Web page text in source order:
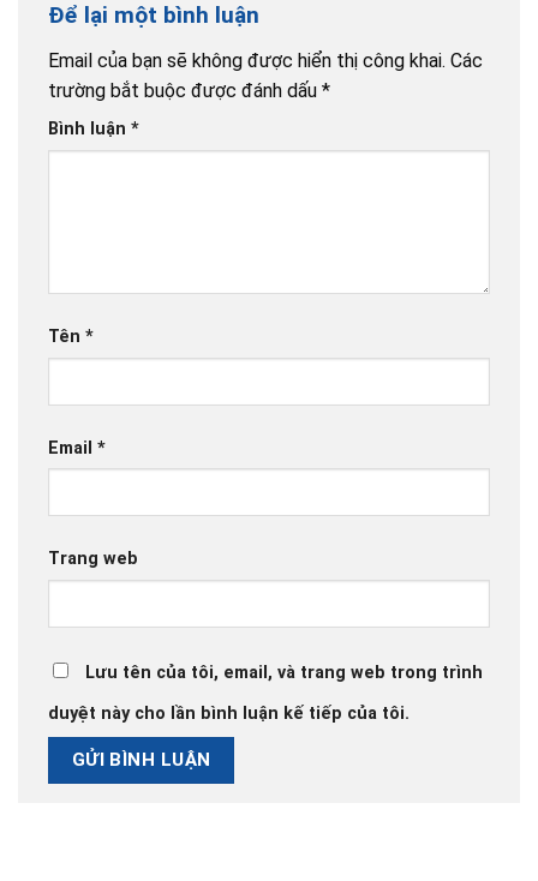
Để lại một bình luận
Email của bạn sẽ không được hiển thị công khai. Các
trường bắt buộc được đánh dấu *
Bình luận *
Tên *
Email *
Trang web
Lưu tên của tôi, email, và trang web trong trình
duyệt này cho lần bình luận kế tiếp của tôi.